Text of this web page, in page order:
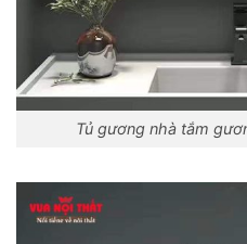
Tủ gương nhà tắm